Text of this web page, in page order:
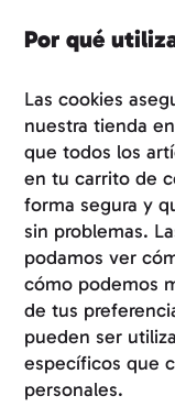
Por qué
Las cookies
nuestra tienda
que todos los
en tu carrito de
forma segura y
sin problemas.
podamos ver
cómo podemos
de tus
pueden ser
específicos que
personales.